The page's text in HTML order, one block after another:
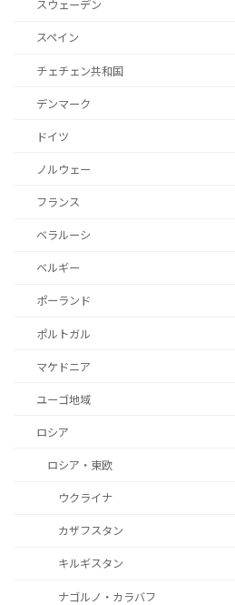
スウェーデン
スペイン
チェチェン共和国
デンマーク
ドイツ
ノルウェー
フランス
ベラルーシ
ベルギー
ポーランド
ポルトガル
マケドニア
ユーゴ地域
ロシア
ロシア・東欧
ウクライナ
カザフスタン
キルギスタン
ナゴルノ・カラバフ